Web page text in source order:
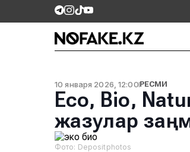
10 января 2026, 12:00РЕСМИ
Eco, Bio,
жазулар
Фото: Depositphotos